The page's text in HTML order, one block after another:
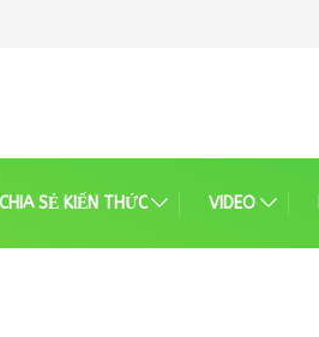
CHIA SẺ KIẾN THỨC VIDEO